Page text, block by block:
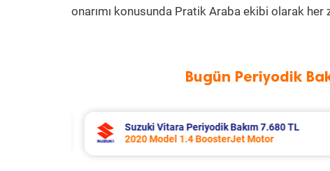
onarımı konusunda Pratik Araba ekibi olarak her
Bugün Periyodik
Toyota Corolla Periyodik Bakım 10.994 TL
2022 Model 1.8 Hybrid Motor